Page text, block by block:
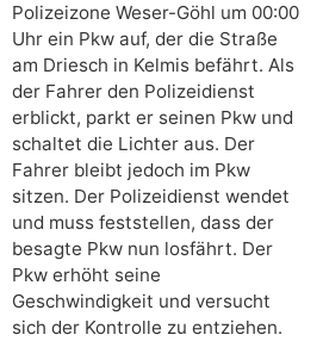
Polizeizone Weser-Göhl um 00:00
Uhr ein Pkw auf, der die Straße
am Driesch in Kelmis befährt. Als
der Fahrer den Polizeidienst
erblickt, parkt er seinen Pkw und
schaltet die Lichter aus. Der
Fahrer bleibt jedoch im Pkw
sitzen. Der Polizeidienst wendet
und muss feststellen, dass der
besagte Pkw nun losfährt. Der
Pkw erhöht seine
Geschwindigkeit und versucht
sich der Kontrolle zu entziehen.